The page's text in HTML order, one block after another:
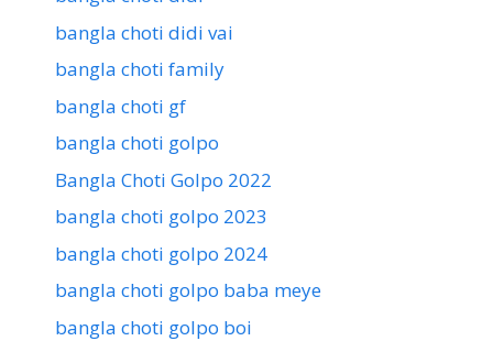
bangla choti didi vai
bangla choti family
bangla choti gf
bangla choti golpo
Bangla Choti Golpo 2022
bangla choti golpo 2023
bangla choti golpo 2024
bangla choti golpo baba meye
bangla choti golpo boi